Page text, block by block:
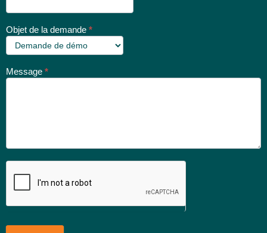
Objet de la demande *
Message *